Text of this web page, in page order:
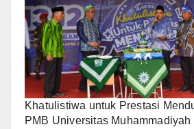
Khatulistiwa untuk Prestasi
PMB Universitas